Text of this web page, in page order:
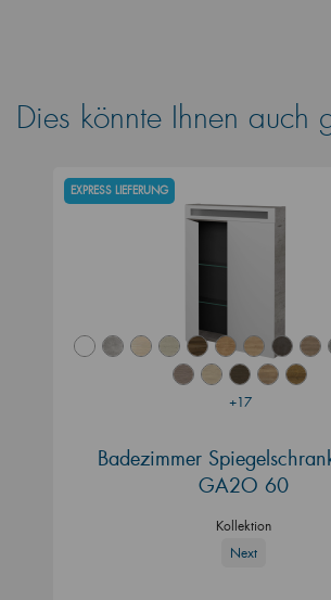
Dies könnte Ihnen auch
+17
EXPRESS LIEFERUNG
Badezimmer
GA2O 60
Kollektion
Next